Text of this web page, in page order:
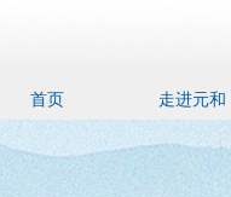
首页 走进元和